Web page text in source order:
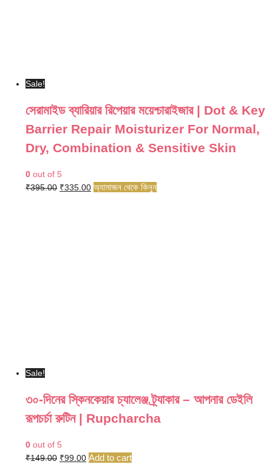
Sale!
সেরামাইড ব্যারিয়ার রিপেয়ার ময়েশ্চারাইজার | Dot & Key
Barrier Repair Moisturizer For Normal,
Dry, Combination & Sensitive Skin
0 out of 5
₹395.00 Original
₹335.00Current
অ্যামাজন থেকে কিনুন
Sale!
৩০-দিনের স্কিনকেয়ার চ্যালেঞ্জ ট্র্যাকার – আপনার ডেইলি
রূপচর্চা রুটিন | Rupcharcha
0 out of 5
₹149.00 Original
₹99.00Current
Add to cart